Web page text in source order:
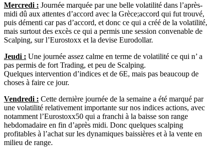
Mercredi : Journée marquée par une belle volatilité dans l’après-
midi dû aux attentes d’accord avec la Grèce;accord qui fut trouvé,
puis démenti car pas d’accord, et donc ce qui a créé de la volatilité,
mais surtout des excès ce qui a permis une session convenable de
Scalping, sur l’Eurostoxx et la devise Eurodollar.
Jeudi : Une journée assez calme en terme de volatilité ce qui n’ a
pas permis de fort Trading, et peu de Scalping.
Quelques intervention d’indices et de 6E, mais pas beaucoup de
choses à faire ce jour.
Vendredi : Cette dernière journée de la semaine a été marqué par
une volatilité relativement importante sur nos indices actions, avec
notamment l’Eurostoxx50 qui a franchi à la baisse son range
hebdomadaire en fin d’après midi. Donc quelques scalping
profitables à l’achat sur les dynamiques baissières et à la vente en
milieu de range.